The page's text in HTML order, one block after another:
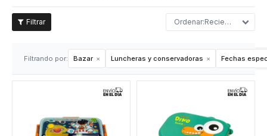
Recientes
Filtrando por: Bazar Luncheras y conservadoras Fechas